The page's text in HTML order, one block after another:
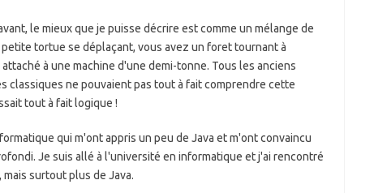
le mieux que je puisse décrire est comme un mélange de
petite tortue se déplaçant, vous avez un foret tournant à
à une machine d'une demi-tonne. Tous les anciens
classiques ne pouvaient pas tout à fait comprendre cette
tout à fait logique !
qui m'ont appris un peu de Java et m'ont convaincu
Je suis allé à l'université en informatique et j'ai rencontré
mais surtout plus de Java.